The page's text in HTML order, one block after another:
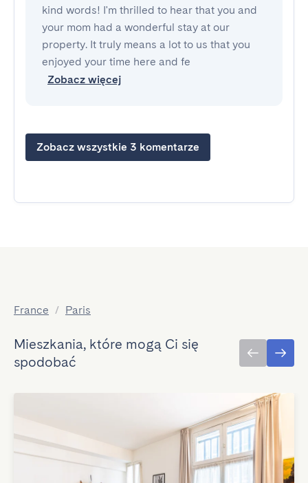
kind words! I'm thrilled to hear that you and
your mom had a wonderful stay at our
property. It truly means a lot to us that you
enjoyed your time here and fe
Zobacz więcej
Zobacz wszystkie 3 komentarze
France / Paris
Mieszkania, które mogą Ci się
spodobać